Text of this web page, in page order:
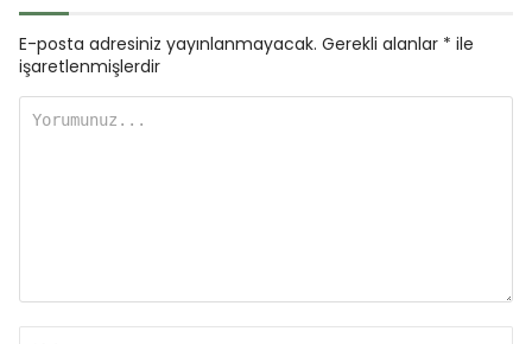
E-posta adresiniz yayınlanmayacak. Gerekli alanlar * ile
işaretlenmişlerdir